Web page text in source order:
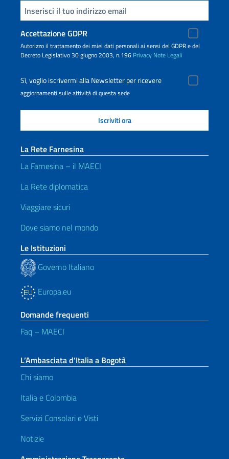
Inserisci la tua email
Accettazione GDPR
Autorizzo il trattamento dei miei dati personali ai sensi del GDPR e del
Decreto Legislativo 30 giugno 2003, n.196 Privacy Note Legali
Sì, voglio iscrivermi alla Newsletter per ricevere
aggiornamenti sulle attività di questa sede
La Rete Farnesina
La Farnesina – il MAECI
La Rete diplomatica
Viaggiare sicuri
Dove siamo nel mondo
Le Istituzioni
Governo Italiano
Europa.eu
Domande frequenti
Faq – MAECI
L’Ambasciata d’Italia a Bogotà
Chi siamo
Italia e Colombia
Servizi Consolari e Visti
Notizie